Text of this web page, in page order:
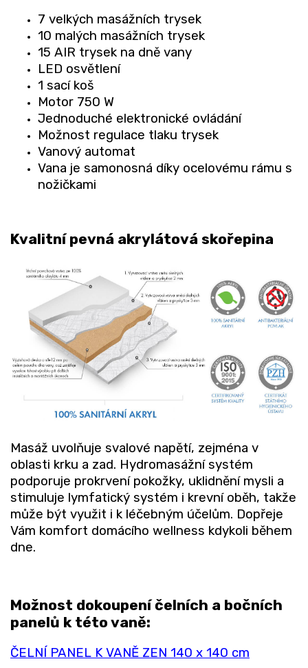
7 velkých masážních trysek
10 malých masážních trysek
15 AIR trysek na dně vany
LED osvětlení
1 sací koš
Motor 750 W
Jednoduché elektronické ovládání
Možnost regulace tlaku trysek
Vanový automat
Vana je samonosná díky ocelovému rámu s
nožičkami
Kvalitní pevná akrylátová skořepina
Masáž uvolňuje svalové napětí, zejména v
oblasti krku a zad. Hydromasážní systém
podporuje prokrvení pokožky, uklidnění mysli a
stimuluje lymfatický systém i krevní oběh, takže
může být využit i k léčebným účelům. Dopřeje
Vám komfort domácího wellness kdykoli během
dne.
Možnost dokoupení čelních a bočních
panelů k této vaně:
ČELNÍ PANEL K VANĚ ZEN 140 x 140 cm